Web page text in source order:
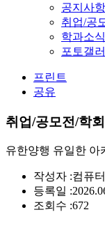
공지사항
취업/공
학과소식
포토갤
프린트
공유
취업/공모전/학회
유한양행 유일한 아
작성자 :컴퓨
등록일 :
조회수 :672